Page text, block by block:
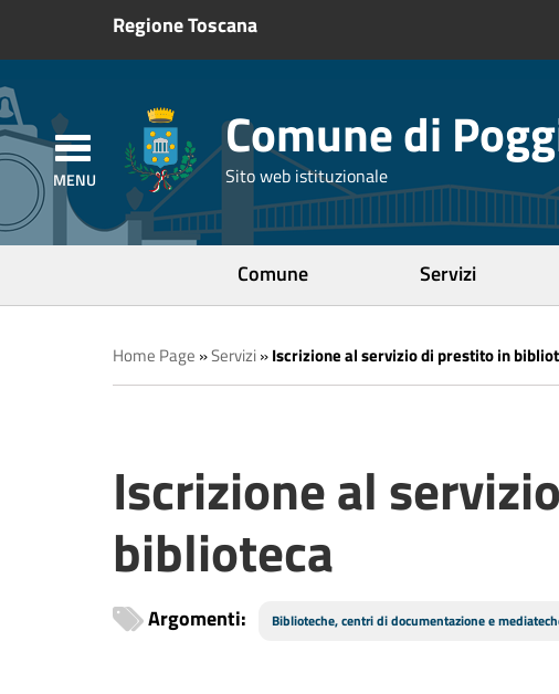
Regione Toscana
Comune di
Sito web istituzionale
Comune Servizi
Home Page »Servizi»Iscrizione al servizio di prestito in
Iscrizione al
biblioteca
Argomenti: Biblioteche, centri di documentazione e